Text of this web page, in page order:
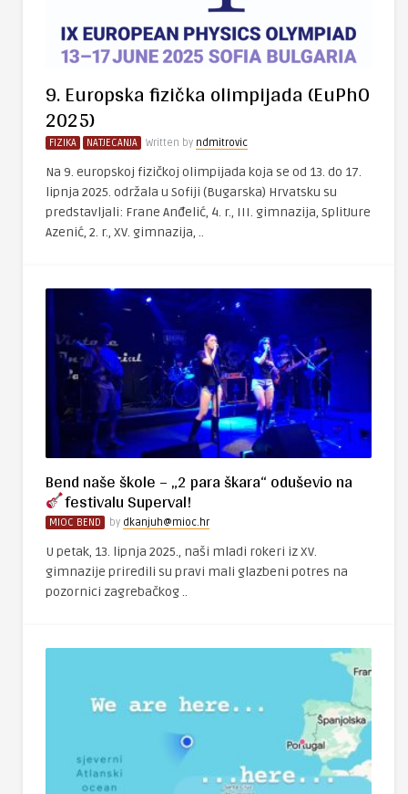
9. Europska fizička olimpijada (EuPhO
2025)
FIZIKA NATJECANJA Written by ndmitrovic
Na 9. europskoj fizičkoj olimpijada koja se od 13. do 17.
lipnja 2025. održala u Sofiji (Bugarska) Hrvatsku su
predstavljali: Frane Anđelić, 4. r., III. gimnazija, SplitJure
Azenić, 2. r., XV. gimnazija, ..
Bend naše škole – „2 para škara“ oduševio na
festivalu Superval!
MIOC BEND by dkanjuh@mioc.hr
U petak, 13. lipnja 2025., naši mladi rokeri iz XV.
gimnazije priredili su pravi mali glazbeni potres na
pozornici zagrebačkog ..